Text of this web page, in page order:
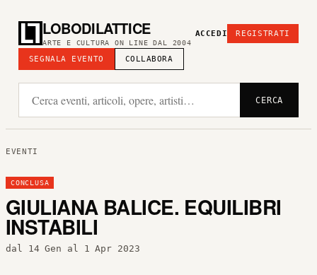
LOBODILATTICE
ARTE E CULTURA ON LINE DAL 2004
SEGNALA EVENTO COLLABORA
ACCEDI REGISTRATI
CERCA
EVENTI
CONCLUSA
GIULIANA BALICE. EQUILIBRI
INSTABILI
dal 14 Gen al 1 Apr 2023